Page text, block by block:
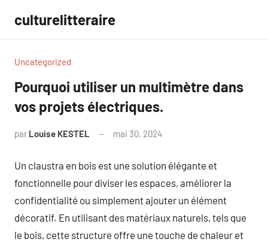
contenu
culturelitteraire
Uncategorized
Pourquoi utiliser un multimètre dans
vos projets électriques.
par Louise KESTEL mai 30, 2024
Un claustra en bois est une solution élégante et
fonctionnelle pour diviser les espaces, améliorer la
confidentialité ou simplement ajouter un élément
décoratif. En utilisant des matériaux naturels, tels que
le bois, cette structure offre une touche de chaleur et